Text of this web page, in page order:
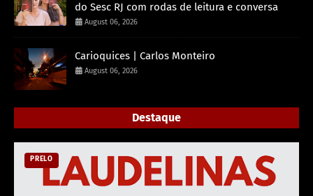
do Sesc RJ com rodas de leitura e conversa
August 06, 2026
Carioquices | Carlos Monteiro
August 06, 2026
Destaque
PRELO